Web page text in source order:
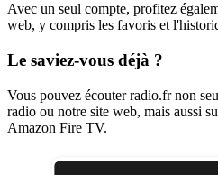
Avec un seul compte, profitez
web, y compris les favoris et
Le saviez-vous déjà ?
Vous pouvez écouter radio.fr non
radio ou notre site web, mais aussi
Amazon Fire TV.